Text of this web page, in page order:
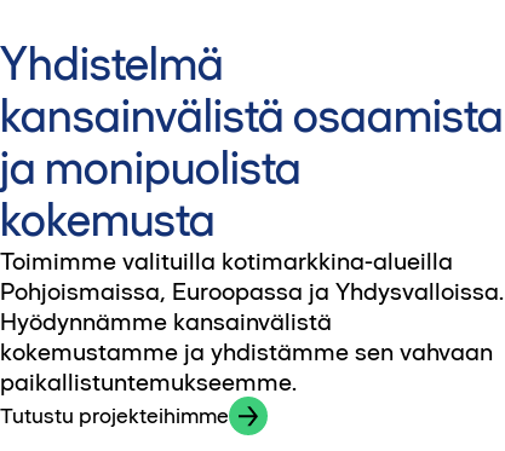
Yhdistelmä
kansainvälistä osaamista
ja monipuolista
kokemusta
Toimimme valituilla kotimarkkina-alueilla
Pohjoismaissa, Euroopassa ja Yhdysvalloissa.
Hyödynnämme kansainvälistä
kokemustamme ja yhdistämme sen vahvaan
paikallistuntemukseemme.
Tutustu projekteihimme